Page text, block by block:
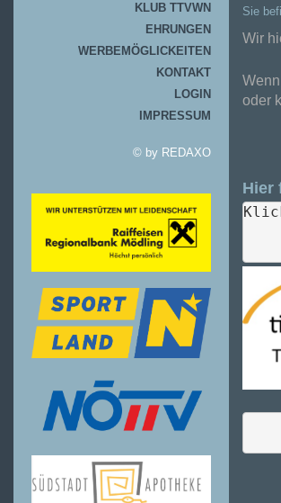
KLUB TTVWN
EHRUNGEN
WERBEMÖGLICKEITEN
KONTAKT
LOGIN
IMPRESSUM
© by REDAXO
Sie
Wir
oder
Hier